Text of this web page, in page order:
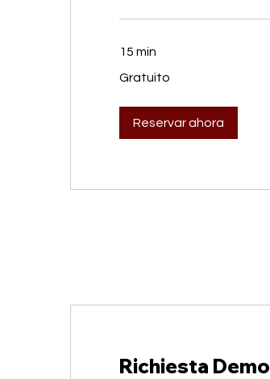
15 min
Gratuito
Reservar ahora
Richiesta Demo